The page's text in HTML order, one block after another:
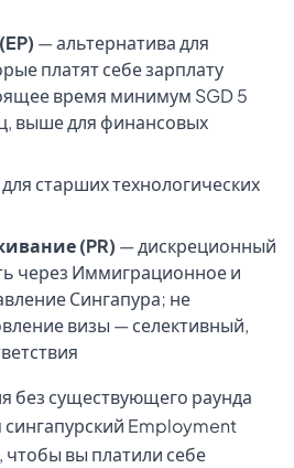
— альтернатива для
платят себе зарплату
время минимум SGD 5
выше для финансовых
старших технологических
(PR) — дискреционный
через Иммиграционное и
Сингапура; не
визы — селективный,
без существующего раунда
Employment
чтобы вы платили себе